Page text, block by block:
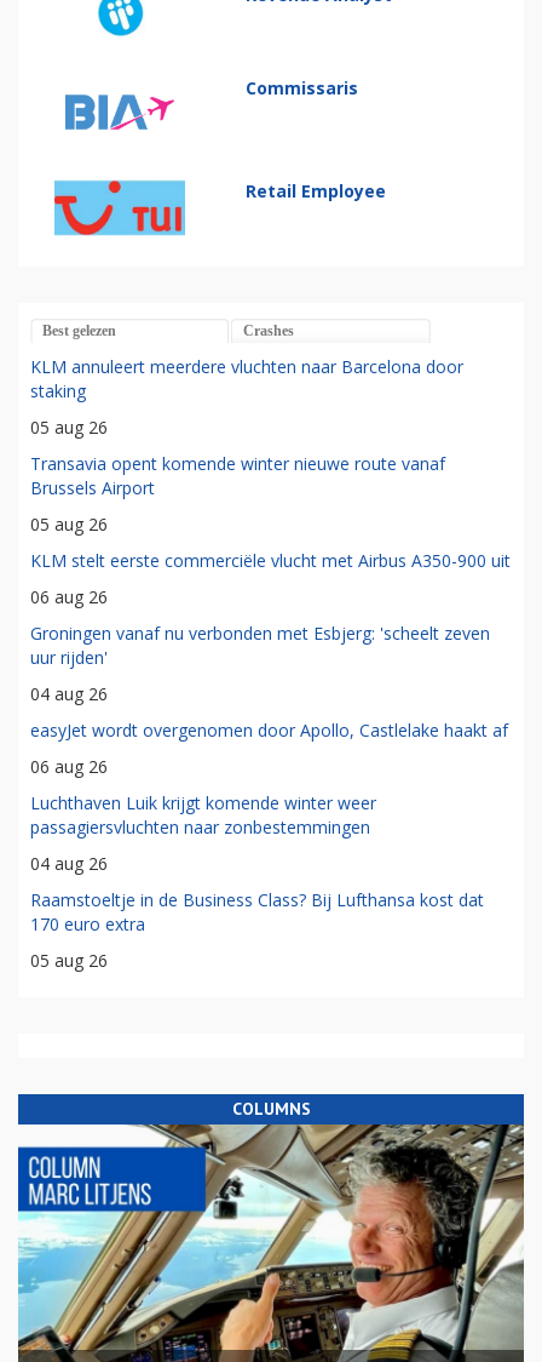
Commissaris
Retail Employee
Best gelezen Crashes
KLM annuleert meerdere vluchten naar Barcelona door
staking
05 aug 26
Transavia opent komende winter nieuwe route vanaf
Brussels Airport
05 aug 26
KLM stelt eerste commerciële vlucht met Airbus A350-900 uit
06 aug 26
Groningen vanaf nu verbonden met Esbjerg: 'scheelt zeven
uur rijden'
04 aug 26
easyJet wordt overgenomen door Apollo, Castlelake haakt af
06 aug 26
Luchthaven Luik krijgt komende winter weer
passagiersvluchten naar zonbestemmingen
04 aug 26
Raamstoeltje in de Business Class? Bij Lufthansa kost dat
170 euro extra
05 aug 26
COLUMNS